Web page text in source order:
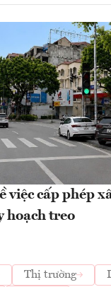
việc cấp phép
hoạch treo
Thị trường